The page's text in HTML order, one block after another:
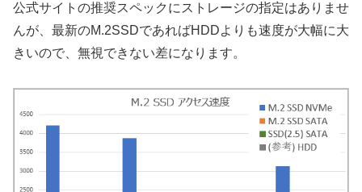
公式サイトの推奨スペックにストレージの指定はありませ
んが、最新のM.2SSDであればHDDよりも速度が大幅に大
きいので、無視できない差になります。